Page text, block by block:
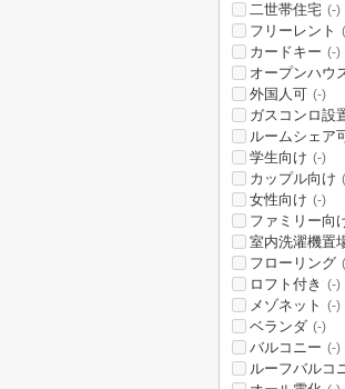
二世帯住宅 (-)
フリーレント
カードキー (-)
オープンハウ
外国人可 (-)
ガスコンロ設
ルームシェア
学生向け (-)
カップル向け
女性向け (-)
ファミリー向
室内洗濯機置
フローリング
ロフト付き (-)
メゾネット (-)
ベランダ (-)
バルコニー (-)
ルーフバルコ